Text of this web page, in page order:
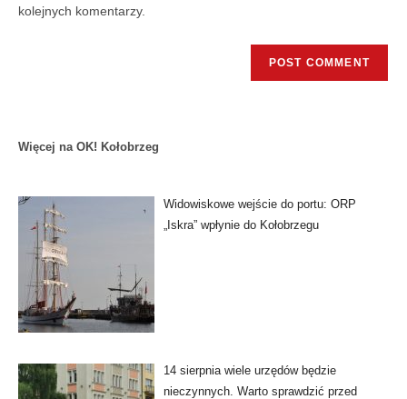
kolejnych komentarzy.
Więcej na OK! Kołobrzeg
Widowiskowe wejście do portu: ORP
„Iskra” wpłynie do Kołobrzegu
14 sierpnia wiele urzędów będzie
nieczynnych. Warto sprawdzić przed